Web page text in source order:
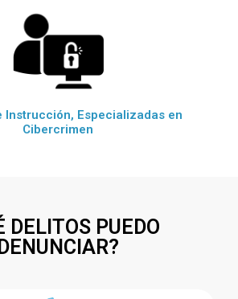
Instrucción, Especializadas en
Cibercrimen
DELITOS PUEDO
DENUNCIAR?